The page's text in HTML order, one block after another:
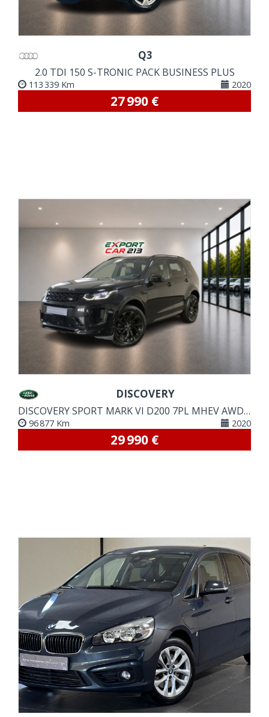
Q3
2.0 TDI 150 S-TRONIC PACK BUSINESS PLUS
113 339 Km 2020
27 990 €
VOIR DETAILS
DISCOVERY
DISCOVERY SPORT MARK VI D200 7PL MHEV AWD BVA
96 877 Km 2020
29 990 €
VOIR DETAILS